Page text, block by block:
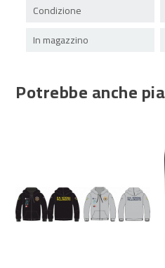
Condizione
In magazzino
Potrebbe anche